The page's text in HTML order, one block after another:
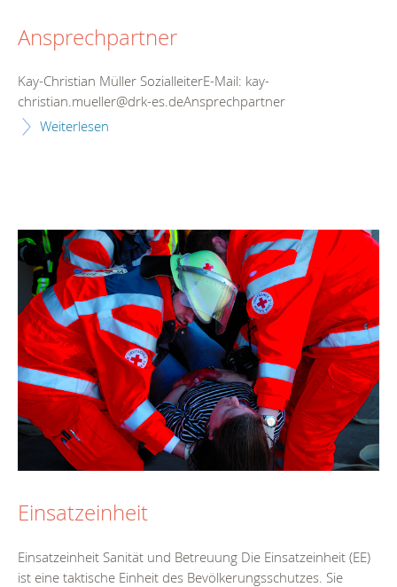
Ansprechpartner
Kay-Christian Müller SozialleiterE-Mail: kay-
christian.mueller@drk-es.deAnsprechpartner
Weiterlesen
Einsatzeinheit
Einsatzeinheit Sanität und Betreuung Die Einsatzeinheit (EE)
ist eine taktische Einheit des Bevölkerungsschutzes. Sie